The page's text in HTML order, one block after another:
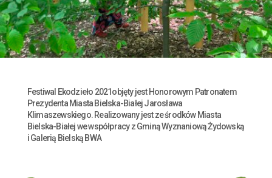
Festiwal Ekodzieło 2021objęty jest Honorowym Patronatem
Prezydenta Miasta Bielska-Białej Jarosława
Klimaszewskiego. Realizowany jest ze środków Miasta
Bielska-Białej we współpracy z Gminą Wyznaniową Żydowską
i Galerią Bielską BWA